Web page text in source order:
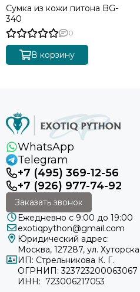
Сумка из кожи питона BG-
340
0
В корзину
WhatsApp
Telegram
+7 (495) 369-12-56
+7 (926) 977-74-92
Заказать звонок
Ежедневно с 9:00 до 19:00
exotiqpython@gmail.com
Юридический адрес:
Москва, 127287, ул.
ИП: Стрельникова К. Г.
ОГРНИП: 323723200063067
ИНН: 723006217053